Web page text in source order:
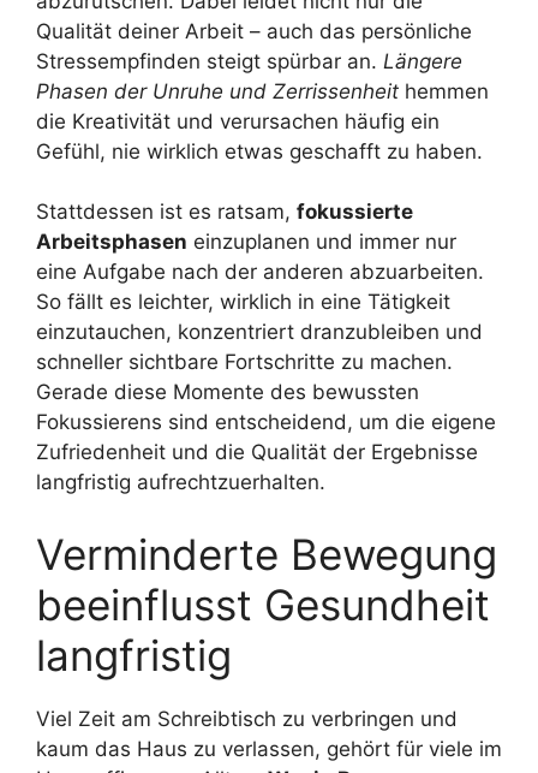
Qualität deiner Arbeit – auch das persönliche
Stressempfinden steigt spürbar an. Längere
Phasen der Unruhe und Zerrissenheit hemmen
die Kreativität und verursachen häufig ein
Gefühl, nie wirklich etwas geschafft zu haben.
Stattdessen ist es ratsam, fokussierte
Arbeitsphasen einzuplanen und immer nur
eine Aufgabe nach der anderen abzuarbeiten.
So fällt es leichter, wirklich in eine Tätigkeit
einzutauchen, konzentriert dranzubleiben und
schneller sichtbare Fortschritte zu machen.
Gerade diese Momente des bewussten
Fokussierens sind entscheidend, um die eigene
Zufriedenheit und die Qualität der Ergebnisse
langfristig aufrechtzuerhalten.
Verminderte Bewegung
beeinflusst Gesundheit
langfristig
Viel Zeit am Schreibtisch zu verbringen und
kaum das Haus zu verlassen, gehört für viele im